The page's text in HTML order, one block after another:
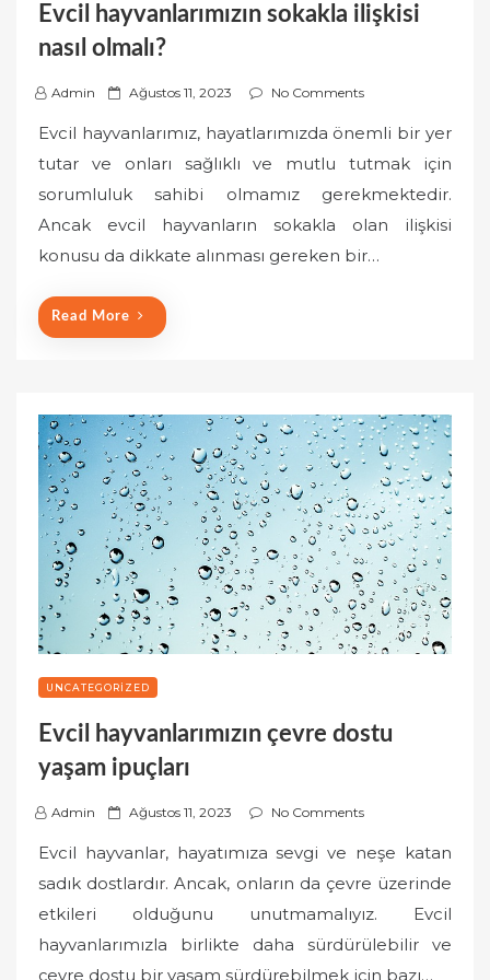
Evcil hayvanlarımızın sokakla ilişkisi
nasıl olmalı?
Admin
P
s
e
d
o
Ağustos 11, 2023 No Comments
Evcil hayvanlarımız, hayatlarımızda önemli bir yer
tutar ve onları sağlıklı ve mutlu tutmak için
sorumluluk sahibi olmamız gerekmektedir.
Ancak evcil hayvanların sokakla olan ilişkisi
konusu da dikkate alınması gereken bir…
Read More
UNCATEGORIZED
Evcil hayvanlarımızın çevre dostu
yaşam ipuçları
Admin
P
s
t
d
o
Ağustos 11, 2023 No Comments
Evcil hayvanlar, hayatımıza sevgi ve neşe katan
sadık dostlardır. Ancak, onların da çevre üzerinde
etkileri olduğunu unutmamalıyız. Evcil
hayvanlarımızla birlikte daha sürdürülebilir ve
çevre dostu bir yaşam sürdürebilmek için bazı…